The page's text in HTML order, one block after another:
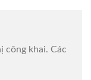
công khai. Các